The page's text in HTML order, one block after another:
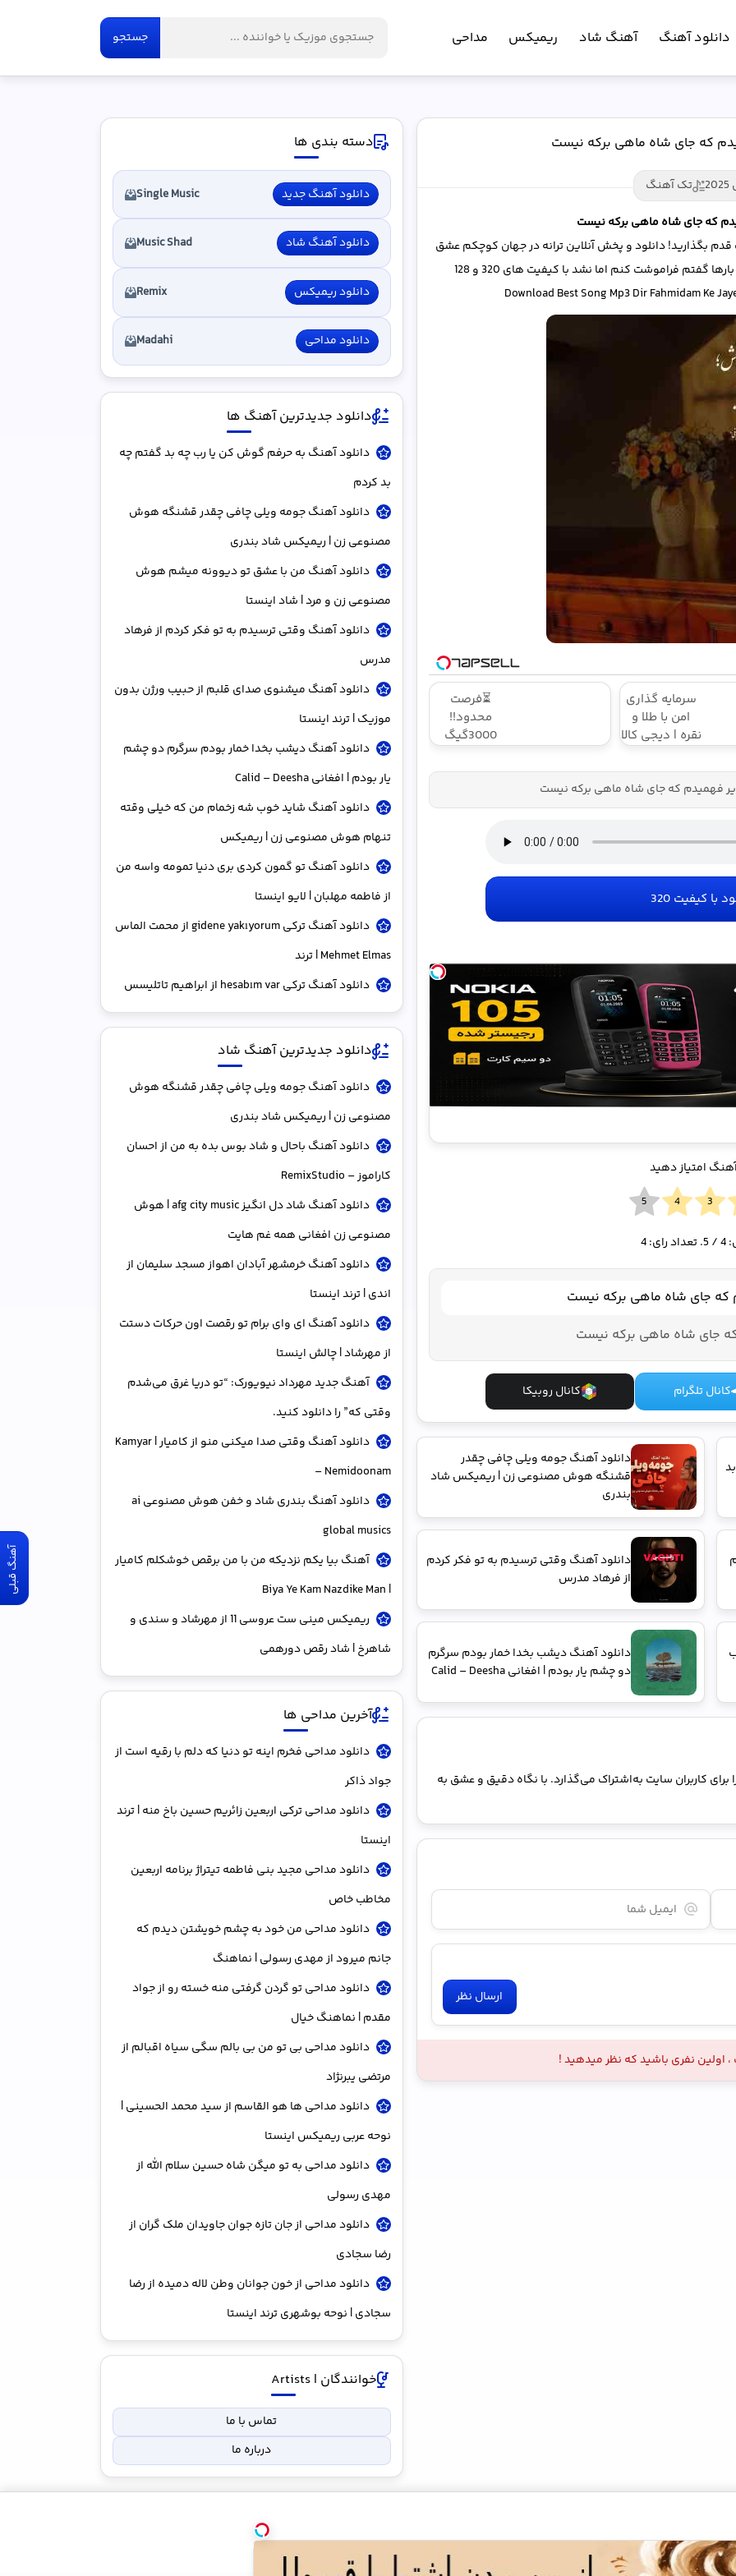
دانلود آهنگ آهنگ شاد ریمیکس مداحی جستجو
که جای شاه ماهی برکه نیست
تک آهنگ
که جای شاه ماهی برکه نیست
بگذارید! دانلود و پخش آنلاین ترانه در ﺟﻬﺎن ﻛﻮﭼﻜﻢ ﻋﺸﻖ
ﮔﻔﺘﻢ ﻓﺮاﻣﻮﺷﺖ ﻛﻨﻢ اﻣﺎ ﻧﺸﺪ با کیفیت های 320 و 128
Download Best Song Mp3 Dir Fahmidam Ke
سرمایه گذاری
امن با طلا و
نقره | دیجی کالا
⏳فرصت
محدود!!
3000گیگ
180 روزه فقط
هزارتومان!!
فهمیدم که جای شاه ماهی برکه نیست
با کیفیت 320
امتیاز دهید
4/ 5. تعداد رای: 4
که جای شاه ماهی برکه نیست
جای شاه ماهی برکه نیست
کانال تلگرام کانال روبیکا
آهنگ قبلی
دانلود آهنگ جومه ویلی چافی چقدر
قشنگه هوش مصنوعی زن | ریمیکس شاد
بندری
دانلود آهنگ وقتی ترسیدم به تو فکر کردم
از فرهاد مدرس
دانلود آهنگ دﻳﺸﺐ ﺑﺨﺪا ﺧﻤﺎر ﺑﻮدم ﺳﺮﮔﺮم
دو ﭼﺸﻢ ﻳﺎر ﺑﻮدم | افغانی Calid – Deesha
کاربران سایت به‌اشتراک می‌گذارد. با نگاه دقیق و عشق به
ارسال نظر
نفری باشید که نظر میدهید !
دسته بندی ها
دانلود آهنگ جدید Single Music
دانلود آهنگ شاد Music Shad
دانلود ریمیکس Remix
دانلود مداحی Madahi
دانلود جدیدترین آهنگ ها
دانلود آهنگ به حرفم گوش کن یا رب چه بد گفتم چه
بد کردم
دانلود آهنگ جومه ویلی چافی چقدر قشنگه هوش
مصنوعی زن | ریمیکس شاد بندری
دانلود آهنگ من با عشق تو دیوونه میشم هوش
مصنوعی زن و مرد | شاد اینستا
دانلود آهنگ وقتی ترسیدم به تو فکر کردم از فرهاد
مدرس
دانلود آهنگ میشنوی صدای قلبم از حبیب ورژن بدون
موزیک | ترند اینستا
دانلود آهنگ دﻳﺸﺐ ﺑﺨﺪا ﺧﻤﺎر ﺑﻮدم ﺳﺮﮔﺮم دو ﭼﺸﻢ
ﻳﺎر ﺑﻮدم | افغانی Calid – Deesha
دانلود آهنگ شاید خوب شه زخمام من که خیلی وقته
تنهام هوش مصنوعی زن | ریمیکس
دانلود آهنگ تو گمون کردی بری دنیا تمومه واسه من
از فاطمه مهلبان | لایو اینستا
دانلود آهنگ ترکی gidene yakıyorum از محمت الماس
Mehmet Elmas | ترند
دانلود آهنگ ترکی hesabım var از ابراهیم تاتلیسس
دانلود جدیدترین آهنگ شاد
دانلود آهنگ جومه ویلی چافی چقدر قشنگه هوش
مصنوعی زن | ریمیکس شاد بندری
دانلود آهنگ باحال و شاد بوس بده به من از احسان
کاراموز – RemixStudio
دانلود آهنگ شاد دل انگیز afg city music | هوش
مصنوعی زن افغانی همه غم هایت
دانلود آهنگ خرمشهر آبادان اهواز مسجد سلیمان از
اندی | ترند اینستا
دانلود آهنگ ای وای برام تو رقصت اون حرکات دستت
از مهرشاد | چالش اینستا
آهنگ جدید مهرداد نیویورک: “تو دریا غرق می‌شدم
وقتی که” را دانلود کنید.
دانلود آهنگ وقتی صدا میکنی منو از کامیار | Kamyar
– Nemidoonam
دانلود آهنگ بندری شاد و خفن هوش مصنوعی ai
global musics
آهنگ بیا یکم نزدیکه من با من برقص خوشکلم کامیار
| Biya Ye Kam Nazdike Man
ریمیکس مینی ست عروسی 11 از مهرشاد و سندی و
شاهرخ | شاد رقص دورهمی
آخرین مداحی ها
دانلود مداحی فخرم اینه تو دنیا که دلم با رقیه است از
جواد ذاکر
دانلود مداحی ترکی اربعین زائریم حسین باخ منه | ترند
اینستا
دانلود مداحی مجید بنی فاطمه تیتراژ برنامه اربعین
مخاطب خاص
دانلود مداحی من خود به چشم خویشتن دیدم که
جانم میرود از مهدی رسولی | نماهنگ
دانلود مداحی تو گردن گرفتی منه خسته رو از جواد
مقدم | نماهنگ خیال
دانلود مداحی بی تو من بی بالم سگی سیاه اقبالم از
مرتضی یبرنژاد
دانلود مداحی ها هو القاسم از سید محمد الحسینی |
نوحه عربی ریمیکس اینستا
دانلود مداحی به تو میگن شاه حسین سلام الله از
مهدی رسولی
دانلود مداحی از جان تازه جوان جاویدان ملک گران از
رضا سجادی
دانلود مداحی از خون جوانان وطن لاله دمیده از رضا
سجادی | نوحه بوشهری ترند اینستا
خوانندگان | Artists
تماس با ما
درباره ما